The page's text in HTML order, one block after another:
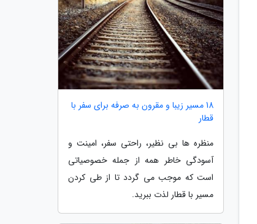
18 مسیر زیبا و مقرون به صرفه برای سفر با
قطار
منظره ها بی نظیر، راحتی سفر، امینت و
آسودگی خاطر همه از جمله خصوصیاتی
است که موجب می گردد تا از طی کردن
مسیر با قطار لذت ببرید.